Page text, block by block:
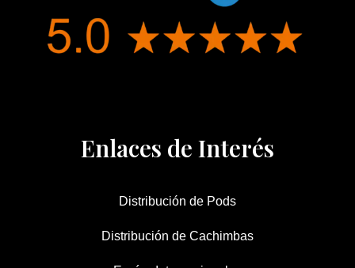
Enlaces de Interés
Distribución de Pods
Distribución de Cachimbas